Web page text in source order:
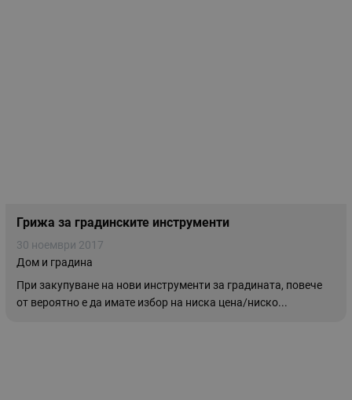
Грижа за градинските инструменти
30 ноември 2017
Дом и градина
При закупуване на нови инструменти за градината, повече
от вероятно е да имате избор на ниска цена/ниско...